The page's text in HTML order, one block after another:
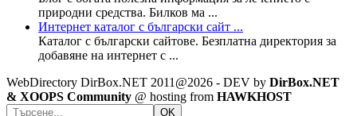
природни средства. Билков ма ...
Интернет каталог с български сайт ...
Каталог с български сайтове. Безплатна директория за
добавяне на интернет с ...
WebDirectory DirBox.NET 2011@2026 - DEV by DirBox.NET
& XOOPS Community @ hosting from HAWKHOST
OK